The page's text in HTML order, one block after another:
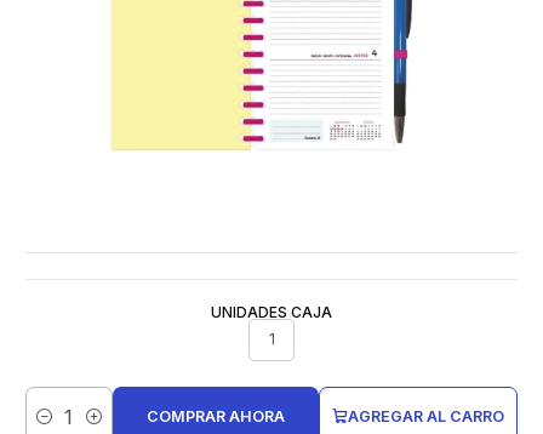
UNIDADES CAJA
1
Cantidad
AGREGAR AL CARRO
COMPRAR AHORA